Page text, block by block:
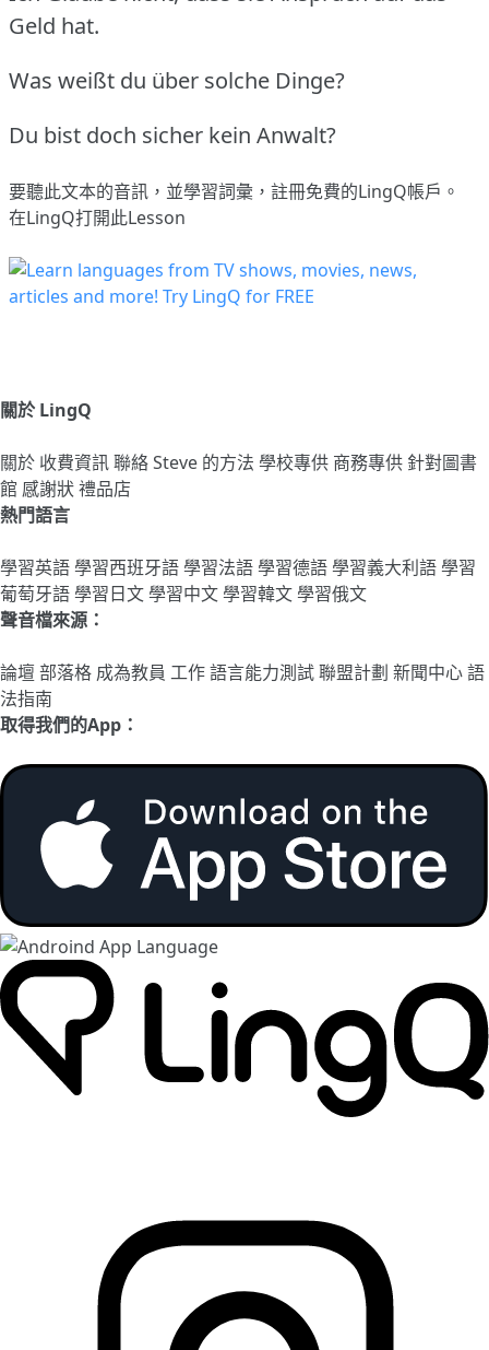
Geld hat.
Was weißt du über solche Dinge?
Du bist doch sicher kein Anwalt?
要聽此文本的音訊，並學習詞彙， 註冊免費的LingQ帳戶。
在LingQ打開此Lesson
關於 LingQ
關於 收費資訊聯絡Steve 的方法 學校專供 商務專供 針對圖書
館 感謝狀禮品店
熱門語言
學習英語學習西班牙語學習法語學習德語學習義大利語學習
葡萄牙語學習日文學習中文學習韓文學習俄文
聲音檔來源：
論壇部落格 成為教員 工作語言能力測試聯盟計劃 新聞中心語
法指南
取得我們的App：